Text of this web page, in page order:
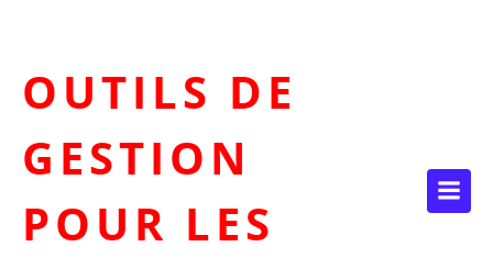
OUTILS DE
GESTION
POUR LES